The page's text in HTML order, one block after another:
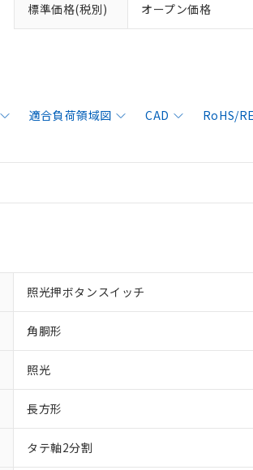
標準価格(税別) オープン価格
適合負荷領域図 CAD RoHS/
照光押ボタンスイッチ
角胴形
照光
長方形
タテ軸2分割